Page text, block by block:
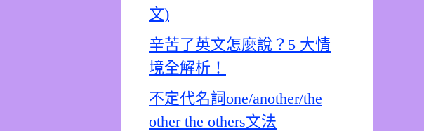
文)
辛苦了英文怎麼說？5 大情
境全解析！
不定代名詞one/another/the
other the others文法